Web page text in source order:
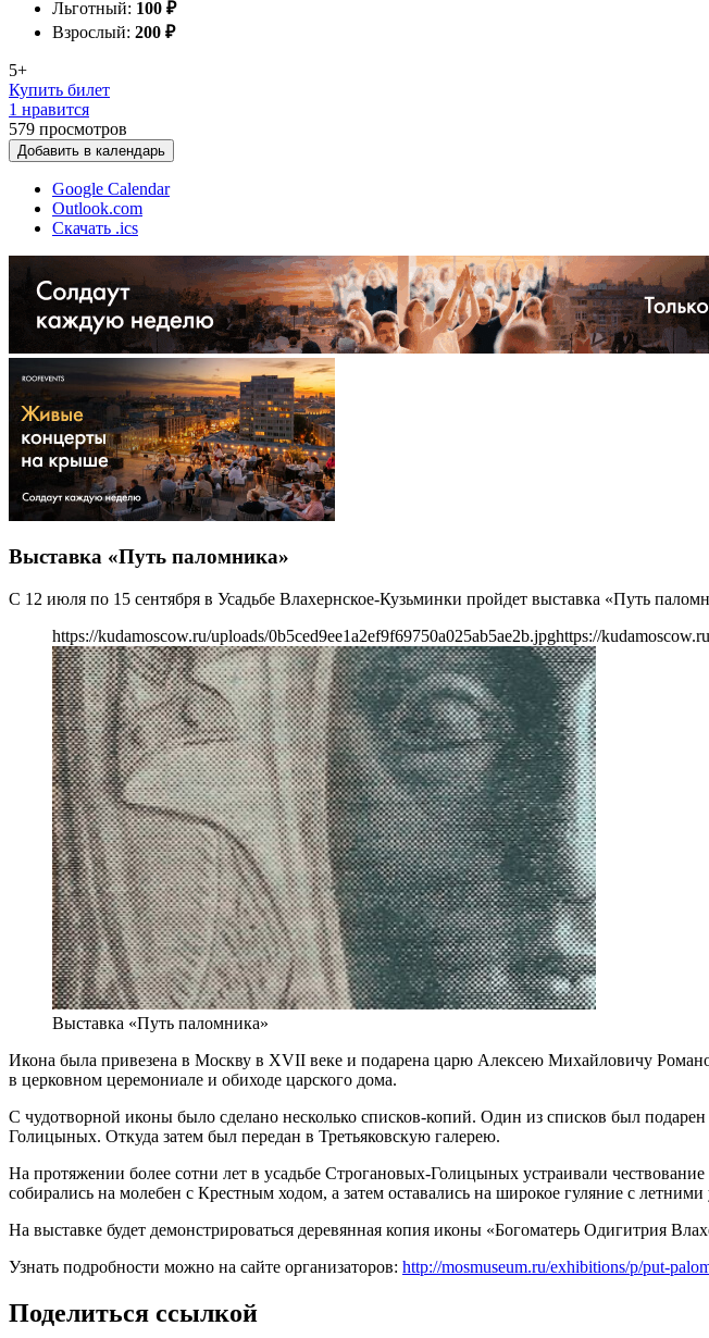
Льготный: 100 ₽
Взрослый: 200 ₽
5+
Купить билет
1 нравится
579 просмотров
Добавить в календарь
Google Calendar
Outlook.com
Скачать .ics
Выставка «Путь паломника»
С 12 июля по 15 сентября в Усадьбе Влахернское-Кузьминки пройдет выставка «Путь
https://kudamoscow.ru/uploads/0b5ced9ee1a2ef9f69750a025ab5ae2b.jpghttps://
Выставка «Путь паломника»
Икона была привезена в Москву в XVII веке и подарена царю Алексею Михайловичу
в церковном церемониале и обиходе царского дома.
С чудотворной иконы было сделано несколько списков-копий. Один из списков был
Голицыных. Откуда затем был передан в Третьяковскую галерею.
На протяжении более сотни лет в усадьбе Строгановых-Голицыных устраивали
собирались на молебен с Крестным ходом, а затем оставались на широкое гуляние с
На выставке будет демонстрироваться деревянная копия иконы «Богоматерь Одигитрия
Узнать подробности можно на сайте организаторов: http://mosmuseum.ru/exhibitions/p/put-
Поделиться ссылкой